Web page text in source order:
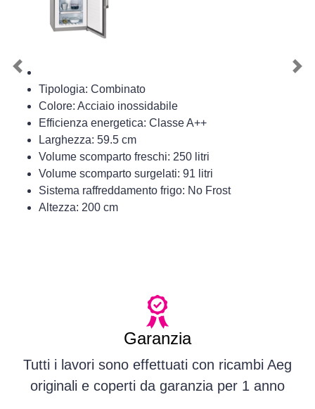
Tipologia: Combinato
Colore: Acciaio inossidabile
Efficienza energetica: Classe A++
Larghezza: 59.5 cm
Volume scomparto freschi: 250 litri
Volume scomparto surgelati: 91 litri
Sistema raffreddamento frigo: No Frost
Altezza: 200 cm
Previous
Garanzia
Tutti i lavori sono effettuati con ricambi Aeg
originali e coperti da garanzia per 1 anno